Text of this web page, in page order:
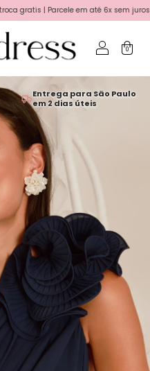
| Parcele em até 6x sem juros no
0
Entrega para São Paulo
em 2 dias úteis